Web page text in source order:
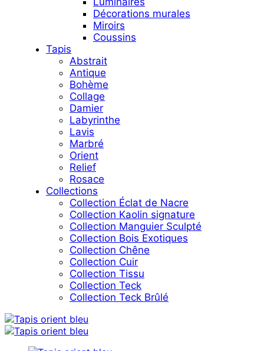
Décorations murales
Miroirs
Coussins
Tapis
Abstrait
Antique
Bohème
Collage
Damier
Labyrinthe
Lavis
Marbré
Orient
Relief
Rosace
Collections
Collection Éclat de Nacre
Collection Kaolin signature
Collection Manguier Sculpté
Collection Bois Exotiques
Collection Chêne
Collection Cuir
Collection Tissu
Collection Teck
Collection Teck Brûlé